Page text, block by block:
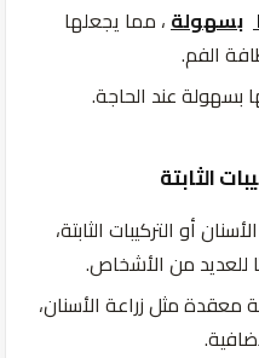
بسهولة، مما يجعلها
الفم.
بسهولةعند الحاجة.
الأسنانأو التركيبات الثابتة،
للعديد من الأشخاص.
معقدةمثلزراعة الأسنان،
.